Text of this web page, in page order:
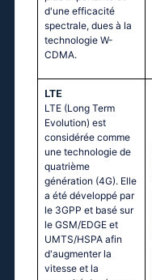
d'une efficacité
spectrale, dues à la
technologie W-
CDMA.
LTE
LTE (Long Term
Evolution) est
considérée comme
une technologie de
quatrième
génération (4G). Elle
a été développé par
le 3GPP et basé sur
le GSM/EDGE et
UMTS/HSPA afin
d'augmenter la
vitesse et la